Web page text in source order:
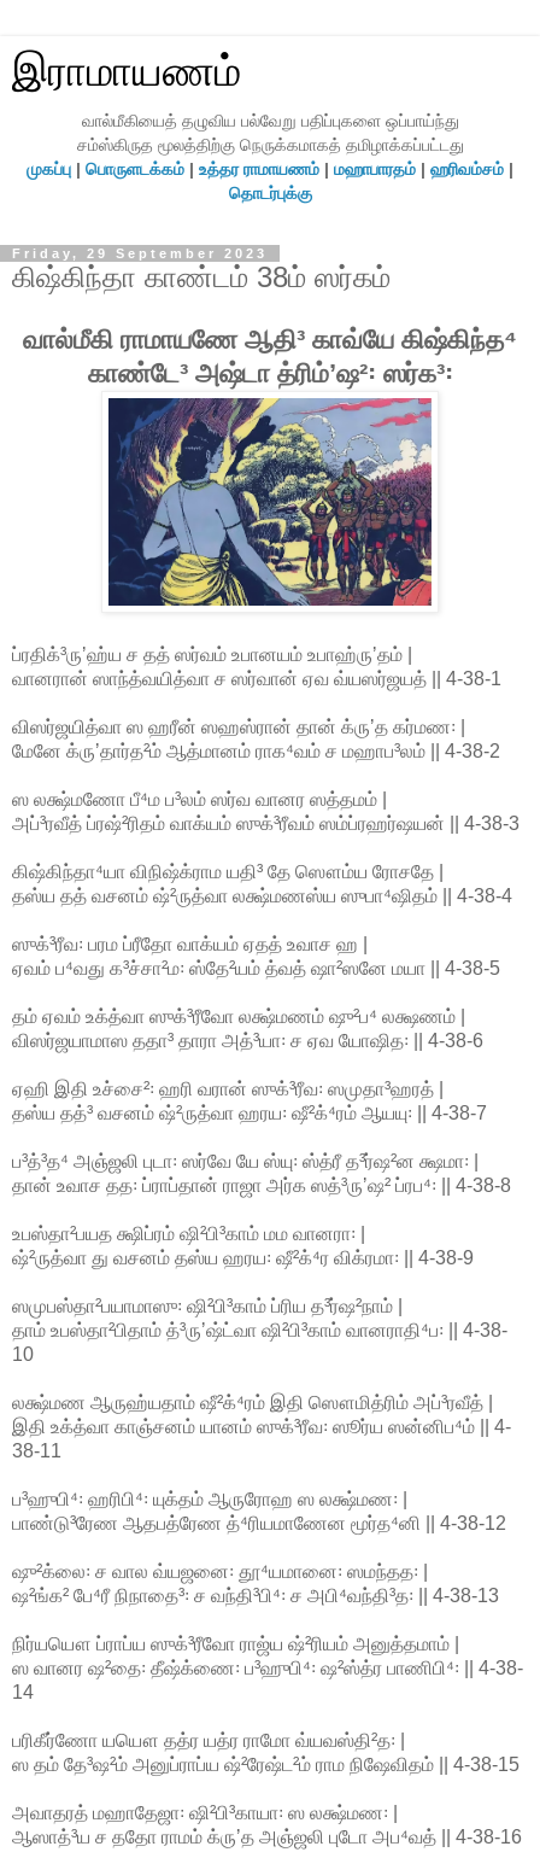
இராமாயணம்
வால்மீகியைத் தழுவிய பல்வேறு பதிப்புகளை ஒப்பாய்ந்து
சம்ஸ்கிருத மூலத்திற்கு நெருக்கமாகத் தமிழாக்கப்பட்டது
முகப்பு | பொருளடக்கம் | உத்தர ராமாயணம் | மஹாபாரதம் | ஹரிவம்சம் |
தொடர்புக்கு
Friday, 29 September 2023
கிஷ்கிந்தா காண்டம் 38ம் ஸர்கம்
வால்மீகி ராமாயணே ஆதி³ காவ்யே கிஷ்கிந்த⁴
காண்டே³ அஷ்டா த்ரிம்ʼஷ²꞉ ஸர்க³꞉
ப்ரதிக்³ருʼஹ்ய ச தத் ஸர்வம் உபானயம் உபாஹ்ருʼதம் |
வானரான் ஸாந்த்வயித்வா ச ஸர்வான் ஏவ வ்யஸர்ஜயத் || 4-38-1
விஸர்ஜயித்வா ஸ ஹரீன் ஸஹஸ்ரான் தான் க்ருʼத கர்மண꞉ |
மேனே க்ருʼதார்த²ம் ஆத்மானம் ராக⁴வம் ச மஹாப³லம் || 4-38-2
ஸ லக்ஷ்மணோ பீ⁴ம ப³லம் ஸர்வ வானர ஸத்தமம் |
அப்³ரவீத் ப்ரஷ்²ரிதம் வாக்யம் ஸுக்³ரீவம் ஸம்ப்ரஹர்ஷயன் || 4-38-3
கிஷ்கிந்தா⁴யா விநிஷ்க்ராம யதி³ தே ஸௌம்ய ரோசதே |
தஸ்ய தத் வசனம் ஷ்²ருத்வா லக்ஷ்மணஸ்ய ஸுபா⁴ஷிதம் || 4-38-4
ஸுக்³ரீவ꞉ பரம ப்ரீதோ வாக்யம் ஏதத் உவாச ஹ |
ஏவம் ப⁴வது க³ச்சா²ம꞉ ஸ்தே²யம் த்வத் ஷா²ஸனே மயா || 4-38-5
தம் ஏவம் உக்த்வா ஸுக்³ரீவோ லக்ஷ்மணம் ஷு²ப⁴ லக்ஷணம் |
விஸர்ஜயாமாஸ ததா³ தாரா அத்³யா꞉ ச ஏவ யோஷித꞉ || 4-38-6
ஏஹி இதி உச்சை²꞉ ஹரி வரான் ஸுக்³ரீவ꞉ ஸமுதா³ஹரத் |
தஸ்ய தத்³ வசனம் ஷ்²ருத்வா ஹரய꞉ ஷீ²க்⁴ரம் ஆயயு꞉ || 4-38-7
ப³த்³த⁴ அஞ்ஜலி புடா꞉ ஸர்வே யே ஸ்யு꞉ ஸ்த்ரீ த³ர்ஷ²ன க்ஷமா꞉ |
தான் உவாச தத꞉ ப்ராப்தான் ராஜா அர்க ஸத்³ருʼஷ² ப்ரப⁴꞉ || 4-38-8
உபஸ்தா²பயத க்ஷிப்ரம் ஷி²பி³காம் மம வானரா꞉ |
ஷ்²ருத்வா து வசனம் தஸ்ய ஹரய꞉ ஷீ²க்⁴ர விக்ரமா꞉ || 4-38-9
ஸமுபஸ்தா²பயாமாஸு꞉ ஷி²பி³காம் ப்ரிய த³ர்ஷ²நாம் |
தாம் உபஸ்தா²பிதாம் த்³ருʼஷ்ட்வா ஷி²பி³காம் வானராதி⁴ப꞉ || 4-38-
10
லக்ஷ்மண ஆருஹ்யதாம் ஷீ²க்⁴ரம் இதி ஸௌமித்ரிம் அப்³ரவீத் |
இதி உக்த்வா காஞ்சனம் யானம் ஸுக்³ரீவ꞉ ஸூர்ய ஸன்னிப⁴ம் || 4-
38-11
ப³ஹுபி⁴꞉ ஹரிபி⁴꞉ யுக்தம் ஆருரோஹ ஸ லக்ஷ்மண꞉ |
பாண்டு³ரேண ஆதபத்ரேண த்⁴ரியமாணேன மூர்த⁴னி || 4-38-12
ஷு²க்லை꞉ ச வால வ்யஜனை꞉ தூ⁴யமானை꞉ ஸமந்தத꞉ |
ஷ²ங்க² பே⁴ரீ நிநாதை³꞉ ச வந்தி³பி⁴꞉ ச அபி⁴வந்தி³த꞉ || 4-38-13
நிர்யயௌ ப்ராப்ய ஸுக்³ரீவோ ராஜ்ய ஷ்²ரியம் அனுத்தமாம் |
ஸ வானர ஷ²தை꞉ தீஷ்க்ணை꞉ ப³ஹுபி⁴꞉ ஷ²ஸ்த்ர பாணிபி⁴꞉ || 4-38-
14
பரிகீர்ணோ யயௌ தத்ர யத்ர ராமோ வ்யவஸ்தி²த꞉ |
ஸ தம் தே³ஷ²ம் அனுப்ராப்ய ஷ்²ரேஷ்ட²ம் ராம நிஷேவிதம் || 4-38-15
அவாதரத் மஹாதேஜா꞉ ஷி²பி³காயா꞉ ஸ லக்ஷ்மண꞉ |
ஆஸாத்³ய ச ததோ ராமம் க்ருʼத அஞ்ஜலி புடோ அப⁴வத் || 4-38-16